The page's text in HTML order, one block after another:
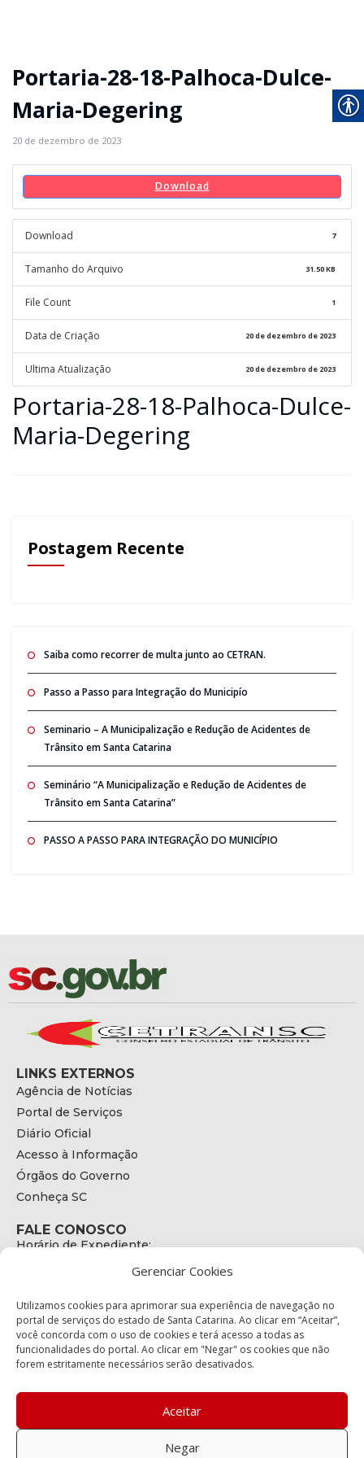
Gerenciar Cookies
Utilizamos cookies para aprimorar sua experiência de navegação no
portal de serviços do estado de Santa Catarina. Ao clicar em “Aceitar”,
você concorda com o uso de cookies e terá acesso a todas as
funcionalidades do portal. Ao clicar em "Negar" os cookies que não
forem estritamente necessários serão desativados.
Aceitar
Negar
Portaria-28-18-Palhoca-Dulce-
Maria-Degering
20 de dezembro de 2023
Download
Download 7
Tamanho do Arquivo 31.50 KB
File Count 1
Data de Criação 20 de dezembro de 2023
Ultima Atualização 20 de dezembro de 2023
Portaria-28-18-Palhoca-Dulce-
Maria-Degering
Postagem Recente
Saiba como recorrer de multa junto ao CETRAN.
Passo a Passo para Integração do Municipío
Seminario – A Municipalização e Redução de Acidentes de
Trânsito em Santa Catarina
Seminário “A Municipalização e Redução de Acidentes de
Trânsito em Santa Catarina”
PASSO A PASSO PARA INTEGRAÇÃO DO MUNICÍPIO
LINKS EXTERNOS
Agência de Notícias
Portal de Serviços
Diário Oficial
Acesso à Informação
Órgãos do Governo
Conheça SC
FALE CONOSCO
Horário de Expediente:
E-mail:
secretariaexecutiva@cetran.sc.gov.br
ENDEREÇO
Endereço:
Bairro:
Coqueiros, Florianópolis SC
88.080-160